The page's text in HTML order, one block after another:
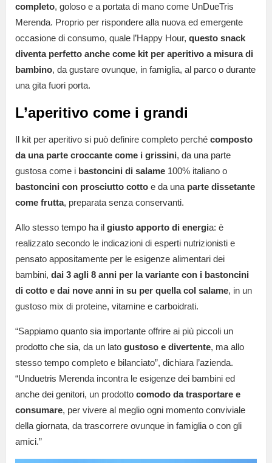
completo, goloso e a portata di mano come UnDueTris
Merenda. Proprio per rispondere alla nuova ed emergente
occasione di consumo, quale l’Happy Hour, questo snack
diventa perfetto anche come kit per aperitivo a misura di
bambino, da gustare ovunque, in famiglia, al parco o durante
una gita fuori porta.
L’aperitivo come i grandi
Il kit per aperitivo si può definire completo perché composto
da una parte croccante come i grissini, da una parte
gustosa come i bastoncini di salame 100% italiano o
bastoncini con prosciutto cotto e da una parte dissetante
come frutta, preparata senza conservanti.
Allo stesso tempo ha il giusto apporto di energia: è
realizzato secondo le indicazioni di esperti nutrizionisti e
pensato appositamente per le esigenze alimentari dei
bambini, dai 3 agli 8 anni per la variante con i bastoncini
di cotto e dai nove anni in su per quella col salame, in un
gustoso mix di proteine, vitamine e carboidrati.
“Sappiamo quanto sia importante offrire ai più piccoli un
prodotto che sia, da un lato gustoso e divertente, ma allo
stesso tempo completo e bilanciato”, dichiara l’azienda.
“Unduetris Merenda incontra le esigenze dei bambini ed
anche dei genitori, un prodotto comodo da trasportare e
consumare, per vivere al meglio ogni momento conviviale
della giornata, da trascorrere ovunque in famiglia o con gli
amici.”